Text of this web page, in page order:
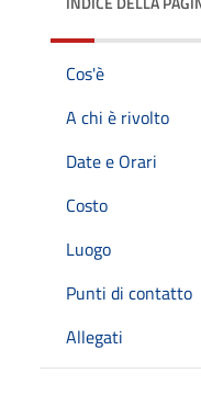
Cos'è
A chi è rivolto
Date e Orari
Costo
Luogo
Punti di contatto
Allegati